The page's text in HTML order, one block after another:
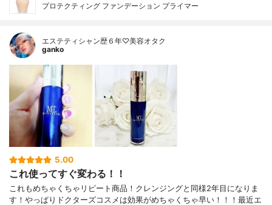
プロテクティング ファンデーション プライマー
エステティシャン歴６年♡美容オタク
ganko
5.00
これ使ってすぐ変わる！！
これもめちゃくちゃリピート商品！クレンジングと同様2年目になりま
す！やっぱりドクターズコスメは効果がめちゃくちゃ早い！！！最近エ